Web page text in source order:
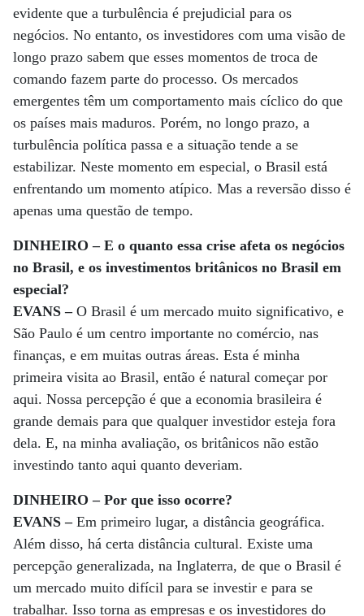
evidente que a turbulência é prejudicial para os
negócios. No entanto, os investidores com uma visão de
longo prazo sabem que esses momentos de troca de
comando fazem parte do processo. Os mercados
emergentes têm um comportamento mais cíclico do que
os países mais maduros. Porém, no longo prazo, a
turbulência política passa e a situação tende a se
estabilizar. Neste momento em especial, o Brasil está
enfrentando um momento atípico. Mas a reversão disso é
apenas uma questão de tempo.
DINHEIRO – E o quanto essa crise afeta os negócios
no Brasil, e os investimentos britânicos no Brasil em
especial?
EVANS –O Brasil é um mercado muito significativo, e
São Paulo é um centro importante no comércio, nas
finanças, e em muitas outras áreas. Esta é minha
primeira visita ao Brasil, então é natural começar por
aqui. Nossa percepção é que a economia brasileira é
grande demais para que qualquer investidor esteja fora
dela. E, na minha avaliação, os britânicos não estão
investindo tanto aqui quanto deveriam.
DINHEIRO – Por que isso ocorre?
EVANS –Em primeiro lugar, a distância geográfica.
Além disso, há certa distância cultural. Existe uma
percepção generalizada, na Inglaterra, de que o Brasil é
um mercado muito difícil para se investir e para se
trabalhar. Isso torna as empresas e os investidores do